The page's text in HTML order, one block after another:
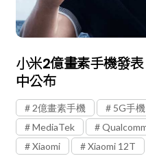
小米2億畫素手機發
中公布
2億畫素手機 5G手機
MediaTek
Xiaomi
Xiaomi 12T